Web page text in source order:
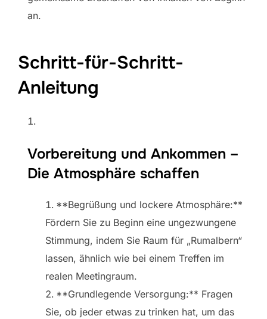
an.
Schritt-für-Schritt-
Anleitung
Vorbereitung und Ankommen –
Die Atmosphäre schaffen
**Begrüßung und lockere Atmosphäre:**
Fördern Sie zu Beginn eine ungezwungene
Stimmung, indem Sie Raum für „Rumalbern“
lassen, ähnlich wie bei einem Treffen im
realen Meetingraum.
**Grundlegende Versorgung:** Fragen
Sie, ob jeder etwas zu trinken hat, um das